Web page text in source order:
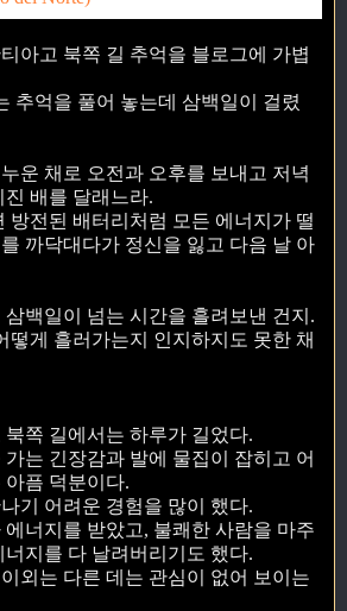
아고 북쪽 길 추억을 블로그에 가볍
추억을 풀어 놓는데 삼백일이 걸렸
운 채로 오전과 오후를 보내고 저녁
배를 달래느라.
방전된 배터리처럼 모든 에너지가 떨
까닥대다가 정신을 잃고 다음 날 아
삼백일이 넘는 시간을 흘려보낸 건지.
떻게 흘러가는지 인지하지도 못한 채
쪽 길에서는 하루가 길었다.
는 긴장감과 발에 물집이 잡히고 어
픔 덕분이다.
기 어려운 경험을 많이 했다.
너지를 받았고, 불쾌한 사람을 마주
지를 다 날려버리기도 했다.
외는 다른 데는 관심이 없어 보이는